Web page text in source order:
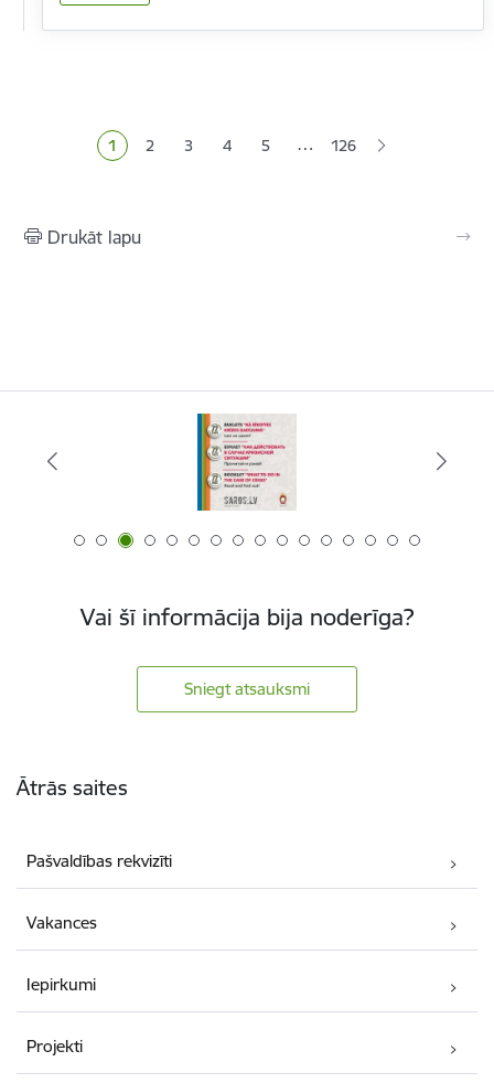
Pašreizējā lapa
1 Lapa
2 Lapa
3 Lapa
4 Lapa
5 … 126
Drukāt lapu
Vai šī informācija bija noderīga?
Sniegt atsauksmi
Ātrās saites
Pašvaldības rekvizīti
Vakances
Iepirkumi
Projekti